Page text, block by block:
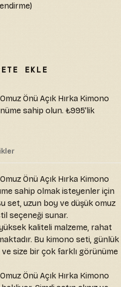
EKLE
Önü Açık Hırka Kimono
sahip olun. ₺995'lik
Önü Açık Hırka Kimono
sahip olmak isteyenler için
set, uzun boy ve düşük omuz
seçeneği sunar.
kaliteli malzeme, rahat
Bu kimono seti, günlük
size bir çok farklı görünüme
Önü Açık Hırka Kimono